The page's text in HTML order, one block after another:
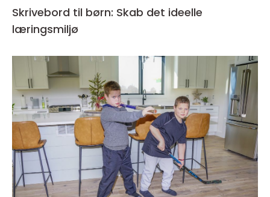
Skrivebord til børn: Skab det ideelle
læringsmiljø